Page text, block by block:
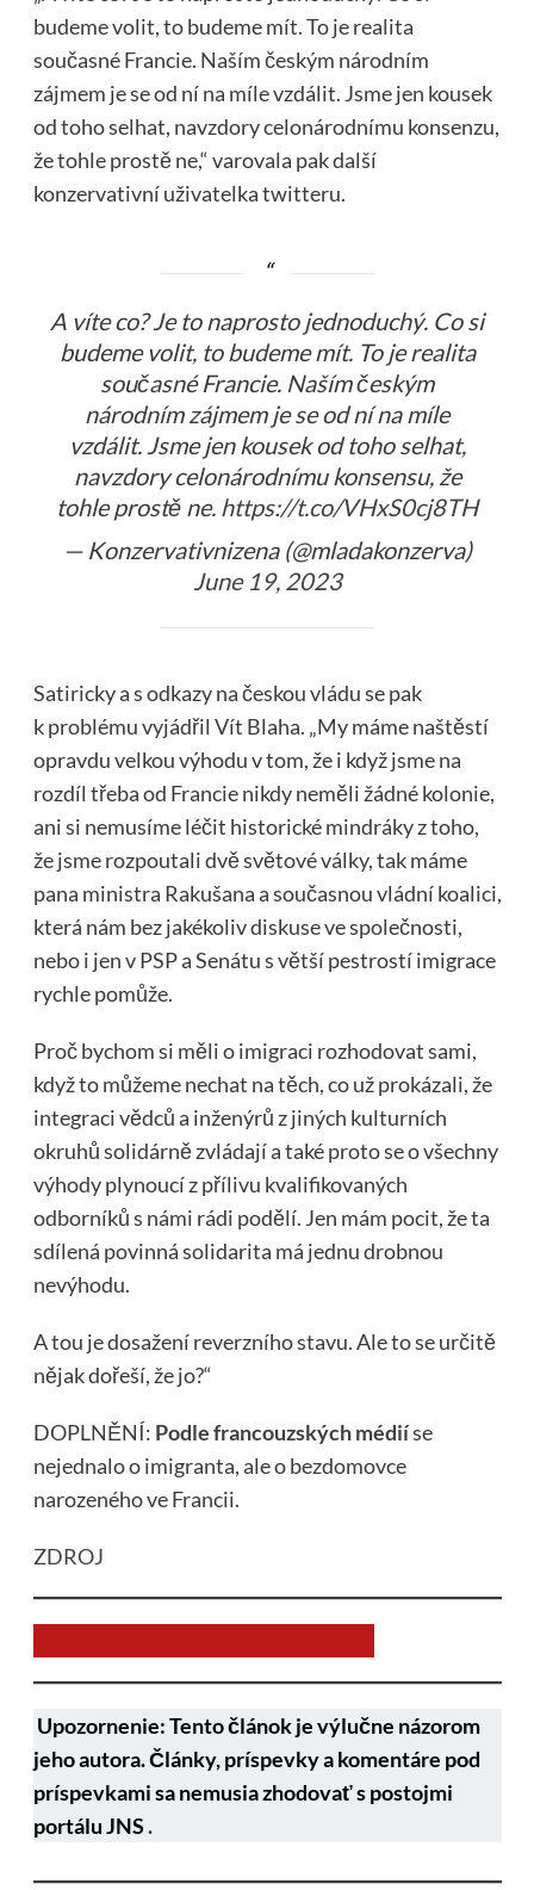
budeme volit, to budeme mít. To je realita
současné Francie. Naším českým národním
zájmem je se od ní na míle vzdálit. Jsme jen kousek
od toho selhat, navzdory celonárodnímu konsenzu,
že tohle prostě ne,“ varovala pak další
konzervativní uživatelka twitteru.
A víte co? Je to naprosto jednoduchý. Co si
budeme volit, to budeme mít. To je realita
současné Francie. Naším českým
národním zájmem je se od ní na míle
vzdálit. Jsme jen kousek od toho selhat,
navzdory celonárodnímu konsensu, že
tohle prostě ne. https://t.co/VHxS0cj8TH
— Konzervativnizena (@mladakonzerva)
June 19, 2023
Satiricky a s odkazy na českou vládu se pak
k problému vyjádřil Vít Blaha. „My máme naštěstí
opravdu velkou výhodu v tom, že i když jsme na
rozdíl třeba od Francie nikdy neměli žádné kolonie,
ani si nemusíme léčit historické mindráky z toho,
že jsme rozpoutali dvě světové války, tak máme
pana ministra Rakušana a současnou vládní koalici,
která nám bez jakékoliv diskuse ve společnosti,
nebo i jen v PSP a Senátu s větší pestrostí imigrace
rychle pomůže.
Proč bychom si měli o imigraci rozhodovat sami,
když to můžeme nechat na těch, co už prokázali, že
integraci vědců a inženýrů z jiných kulturních
okruhů solidárně zvládají a také proto se o všechny
výhody plynoucí z přílivu kvalifikovaných
odborníků s námi rádi podělí. Jen mám pocit, že ta
sdílená povinná solidarita má jednu drobnou
nevýhodu.
A tou je dosažení reverzního stavu. Ale to se určitě
nějak dořeší, že jo?“
DOPLNĚNÍ: Podle francouzských médiíse
nejednalo o imigranta, ale o bezdomovce
narozeného ve Francii.
ZDROJ
Upozornenie: Tento článok je výlučne názorom
jeho autora. Články, príspevky a komentáre pod
príspevkami sa nemusia zhodovať s postojmi
portálu JNS.